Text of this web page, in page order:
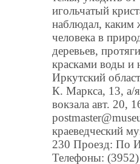
игольчатый
наблюдал,
человека в
деревьев,
красками воды и
Иркутский
К. Маркса, 13, а/
вокзала авт. 20,
краеведческий
230 Проезд: По
Телефоны: